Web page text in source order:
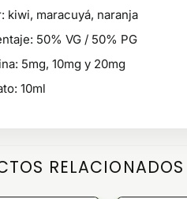
kiwi, maracuyá, naranja
50% VG / 50% PG
5mg, 10mg y 20mg
10ml
RELACIONADOS